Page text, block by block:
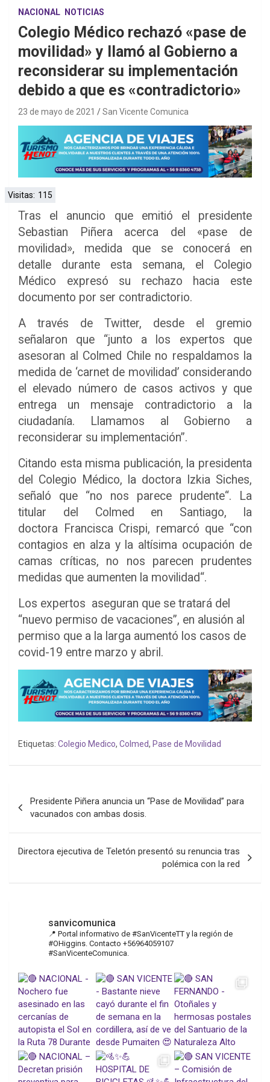
NACIONAL NOTICIAS
Colegio Médico rechazó «pase de
movilidad» y llamó al Gobierno a
reconsiderar su implementación
debido a que es «contradictorio»
23 de mayo de 2021 San Vicente Comunica
Visitas: 115
Tras el anuncio que emitió el presidente
Sebastian Piñera acerca del «pase de
movilidad», medida que se conocerá en
detalle durante esta semana, el Colegio
Médico expresó su rechazo hacia este
documento por ser contradictorio.
A través de Twitter, desde el gremio
señalaron que “junto a los expertos que
asesoran al Colmed Chile no respaldamos la
medida de ‘carnet de movilidad’ considerando
el elevado número de casos activos y que
entrega un mensaje contradictorio a la
ciudadanía. Llamamos al Gobierno a
reconsiderar su implementación”.
Citando esta misma publicación, la presidenta
del Colegio Médico, la doctora Izkia Siches,
señaló que “no nos parece prudente“. La
titular del Colmed en Santiago, la
doctora Francisca Crispi, remarcó que “con
contagios en alza y la altísima ocupación de
camas críticas, no nos parecen prudentes
medidas que aumenten la movilidad“.
Los expertos aseguran que se tratará del
“nuevo permiso de vacaciones”, en alusión al
permiso que a la larga aumentó los casos de
covid-19 entre marzo y abril.
Etiquetas: Colegio Medico, Colmed, Pase de Movilidad
de
entradas
Presidente Piñera anuncia un “Pase de Movilidad” para
vacunados con ambas dosis.
Directora ejecutiva de Teletón presentó su renuncia tras
polémica con la red
sanvicomunica
📍 Portal informativo de #SanVicenteTT y la región de
#OHiggins. Contacto +56964059107
#SanVicenteComunica.